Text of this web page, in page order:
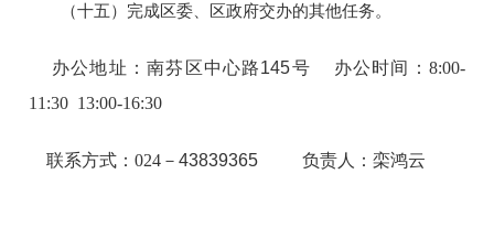
（十五）完成区委、区政府交办的其他任务。
办公地址：南芬区中心路145号 办公时间： 8:00-
11:30 13:00-16:30
联系方式：024－43839365负责人：栾鸿云